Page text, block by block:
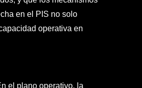
en el PIS no solo
operativa en
el plano operativo, la